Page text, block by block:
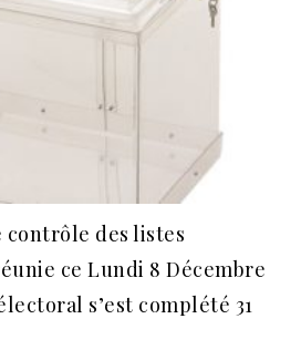
contrôle des listes
ce Lundi 8 Décembre
s’est complété 31